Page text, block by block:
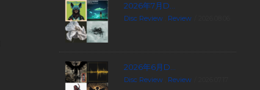
2026年7月D...
Disc Review Review
2026年6月D...
Disc Review Review